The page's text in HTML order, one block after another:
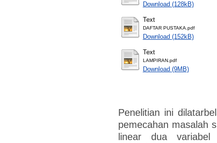
Download (128kB)
Text
DAFTAR PUSTAKA.pdf
Download (152kB)
Text
LAMPIRAN.pdf
Download (9MB)
Penelitian ini
pemecahan masalah
linear dua